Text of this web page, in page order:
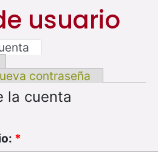
usuario
contraseña
la cuenta
*